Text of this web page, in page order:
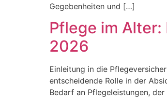
Gegebenheiten und […]
Pflege im
2026
Einleitung in die
entscheidende Rolle in der
Bedarf an Pflegeleistungen,